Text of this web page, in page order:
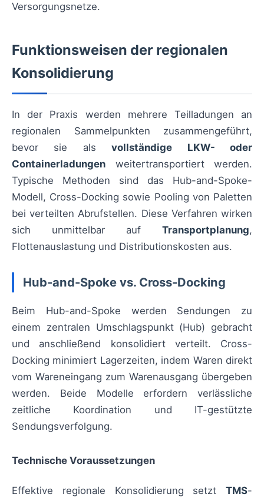
Versorgungsnetze.
Funktionsweisen der regionalen
Konsolidierung
In der Praxis werden mehrere Teilladungen an
regionalen Sammelpunkten zusammengeführt,
bevor sie alsvollständige LKW- oder
Containerladungen weitertransportiert werden.
Typische Methoden sind das Hub-and-Spoke-
Modell, Cross-Docking sowie Pooling von Paletten
bei verteilten Abrufstellen. Diese Verfahren wirken
sich unmittelbar auf Transportplanung,
Flottenauslastung und Distributionskosten aus.
Hub-and-Spoke vs. Cross-Docking
Beim Hub-and-Spoke werden Sendungen zu
einem zentralen Umschlagspunkt (Hub) gebracht
und anschließend konsolidiert verteilt. Cross-
Docking minimiert Lagerzeiten, indem Waren direkt
vom Wareneingang zum Warenausgang übergeben
werden. Beide Modelle erfordern verlässliche
zeitliche Koordination und IT-gestützte
Sendungsverfolgung.
Technische Voraussetzungen
Effektive regionale Konsolidierung setzt TMS-